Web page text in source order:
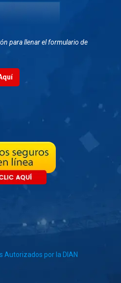
para llenar el formulario de
por la DIAN